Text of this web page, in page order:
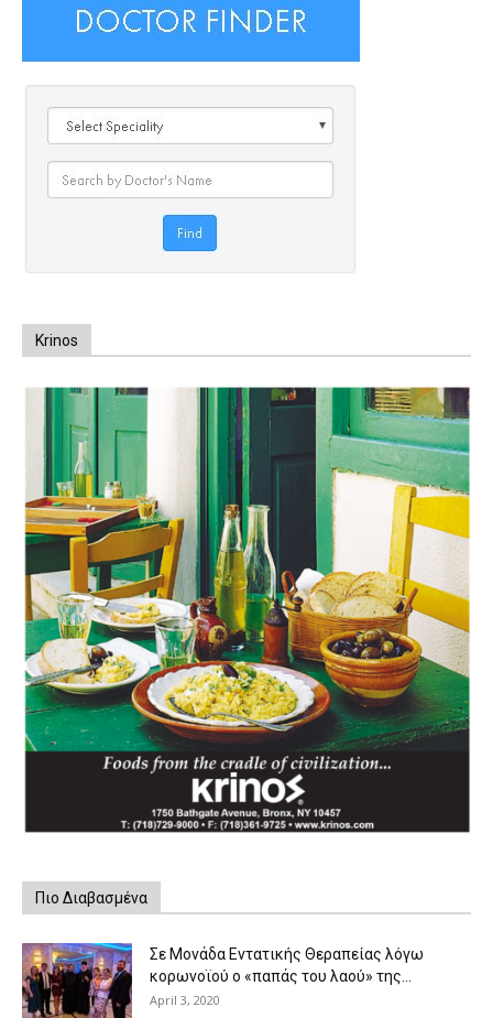
Krinos
Πιο Διαβασμένα
Σε Μονάδα Εντατικής Θεραπείας λόγω
κορωνοϊού ο «παπάς του λαού» της...
April 3, 2020